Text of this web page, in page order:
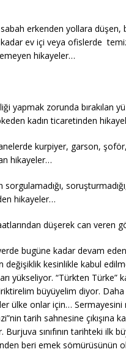
erkenden yollara
ev içi veya ofislerde
hikayeler…
yapmak zorunda bırakılan
kadın ticaretinden
kurpiyer, garson,
hikayeler…
sorgulamadığı,
hikayeler…
düşerek can veren
bugüne kadar devam
değişiklik kesinlikle kabul
yükseliyor. “Türkten Türke”
büyüyelim diyor.
ülke onlar için…
tarih sahnesine
Burjuva sınıfının tarihteki ilk
beri emek sömürüsünün